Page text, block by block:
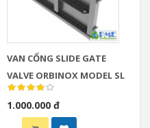
VAN CỔNG SLIDE GATE
VALVE ORBINOX MODEL SL
1.000.000 đ